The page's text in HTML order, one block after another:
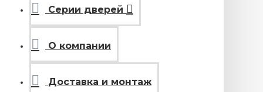
Серии дверей
О компании
Доставка и монтаж